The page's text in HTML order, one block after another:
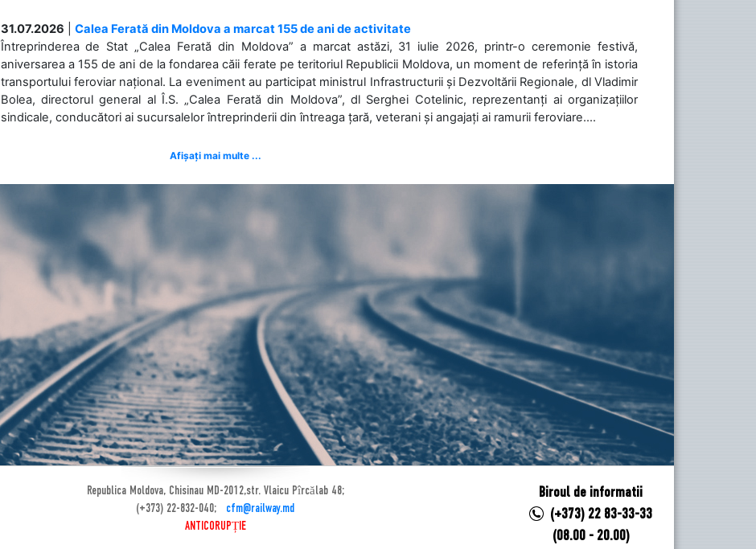
31.07.2026
Calea Ferată din Moldova a marcat 155 de ani de activitate
Întreprinderea de Stat „Calea Ferată din Moldova” a marcat astăzi, 31 iulie 2026, printr-o ceremonie festivă,
aniversarea a 155 de ani de la fondarea căii ferate pe teritoriul Republicii Moldova, un moment de referință în istoria
transportului feroviar național. La eveniment au participat ministrul Infrastructurii și Dezvoltării Regionale, dl Vladimir
Bolea, directorul general al Î.S. „Calea Ferată din Moldova”, dl Serghei Cotelinic, reprezentanți ai organizațiilor
sindicale, conducători ai sucursalelor întreprinderii din întreaga țară, veterani și angajați ai ramurii feroviare....
Afișați mai multe ...
Republica Moldova, Chisinau MD-2012,str. Vlaicu Pîrcălab 48;
(+373) 22-832-040; cfm@railway.md
ANTICORUPȚIE
Biroul de informatii
(+373) 22 83-33-33
(08.00 - 20.00)